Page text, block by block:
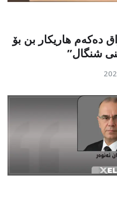
دەكەم هاریكار بن بۆ
شنگال”